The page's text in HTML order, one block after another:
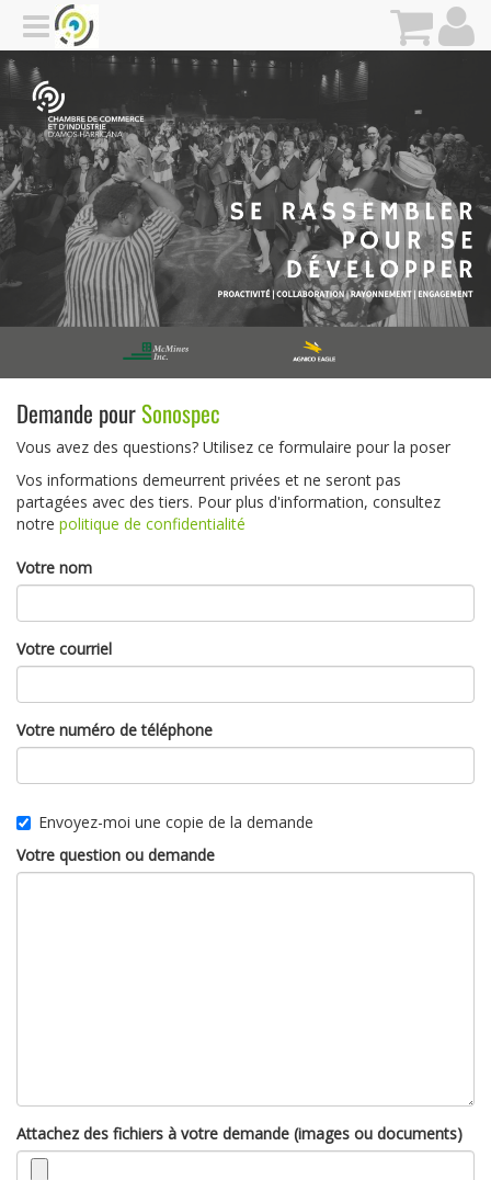
Demande pourSonospec
Vous avez des questions? Utilisez ce formulaire pour la poser
Vos informations demeurrent privées et ne seront pas
partagées avec des tiers. Pour plus d'information, consultez
notre politique de confidentialité
Votre nom
Votre courriel
Votre numéro de téléphone
Envoyez-moi une copie de la demande
Votre question ou demande
Attachez des fichiers à votre demande (images ou documents)